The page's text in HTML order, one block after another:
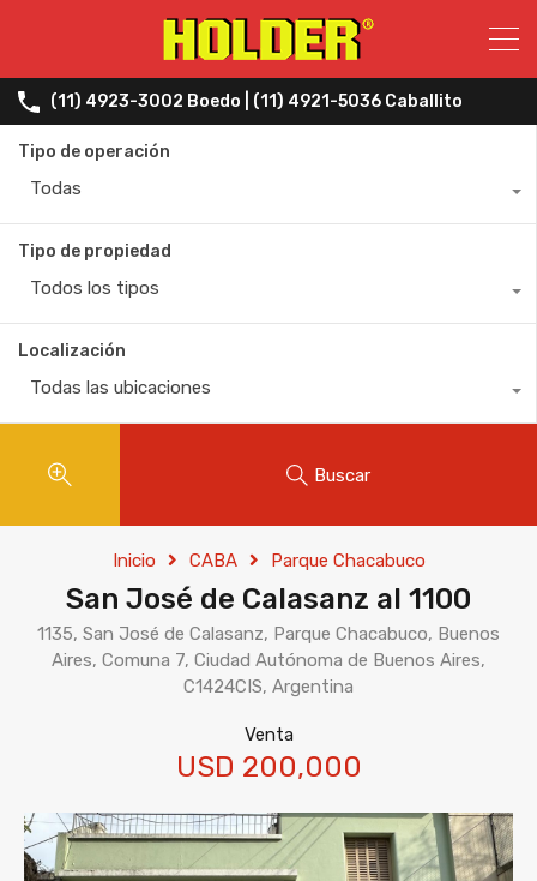
(11) 4923-3002 Boedo | (11) 4921-5036 Caballito
Tipo de operación
Todas
Tipo de propiedad
Todos los tipos
Localización
Todas las ubicaciones
Buscar
Inicio CABA Parque Chacabuco
San José de Calasanz al 1100
1135, San José de Calasanz, Parque Chacabuco, Buenos
Aires, Comuna 7, Ciudad Autónoma de Buenos Aires,
C1424CIS, Argentina
Venta
USD 200,000